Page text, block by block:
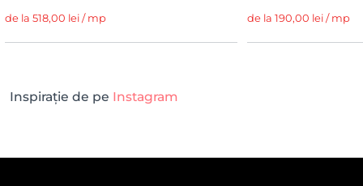
de la 518,00 lei / mp de la 190,00 lei / mp
Inspirație de pe Instagram